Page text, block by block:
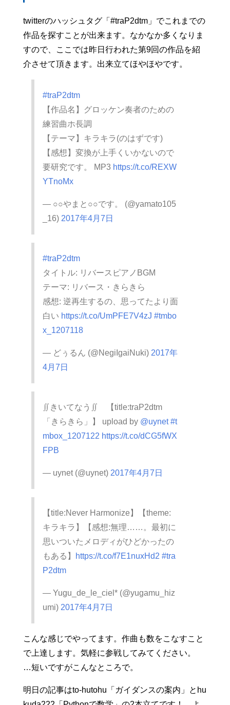
twitterのハッシュタグ「#traP2dtm」でこれまでの
作品を探すことが出来ます。なかなか多くなりま
すので、ここでは昨日行われた第9回の作品を紹
介させて頂きます。出来立てほやほやです。
#traP2dtm
【作品名】グロッケン奏者のための
練習曲ホ長調
【テーマ】キラキラ(のはずです)
【感想】変換が上手くいかないので
要研究です。 MP3 https://t.co/REXW
YTnoMx
— ○○やまと○○です。 (@yamato105
_16) 2017年4月7日
#traP2dtm
タイトル: リバースピアノBGM
テーマ: リバース・きらきら
感想: 逆再生するの、思ってたより面
白い https://t.co/UmPFE7V4zJ #tmbo
x_1207118
— どぅるん (@NegiIgaiNuki) 2017年
4月7日
∬きいてなう∬ 【title:traP2dtm
「きらきら」】 upload by @uynet #t
mbox_1207122 https://t.co/dCG5fWX
FPB
— uynet (@uynet) 2017年4月7日
【title:Never Harmonize】【theme:
キラキラ】【感想:無理……。最初に
思いついたメロディがひどかったの
もある】
https://t.co/f7E1nuxHd2 #tra
P2dtm
— Yugu_de_le_ciel* (@yugamu_hiz
umi) 2017年4月7日
こんな感じでやってます。作曲も数をこなすこと
で上達します。気軽に参戦してみてください。
…短いですがこんなところで。
明日の記事はto-hutohu「ガイダンスの案内」とhu